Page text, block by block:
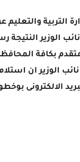
التربية
نائب الوزير
متقدم بكافة
الوزير ان
الالكترونى